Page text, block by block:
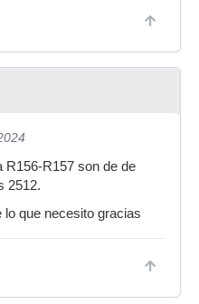
R156-R157 son de de
2512.
lo que necesito gracias